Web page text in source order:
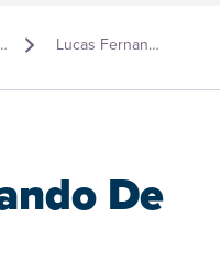
de produto Lucas Fernando De Castro
De